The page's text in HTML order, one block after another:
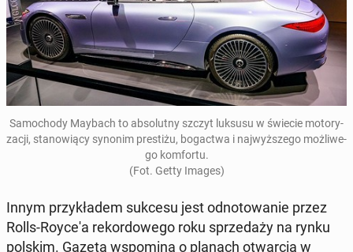
Sa­mo­cho­dy Maybach to ab­so­lut­ny szczyt luksusu w świecie mo­to­ry­
za­cji, sta­no­wią­cy synonim pre­sti­żu, bo­gac­twa i naj­wyż­sze­go moż­li­we­
go kom­for­tu.
(Fot. Getty Images)
Innym przy­kła­dem sukcesu jest od­no­to­wa­nie przez
Rolls-Royce'a re­kor­do­we­go roku sprze­da­ży na rynku
polskim. Gazeta wspo­mi­na o planach otwar­cia w